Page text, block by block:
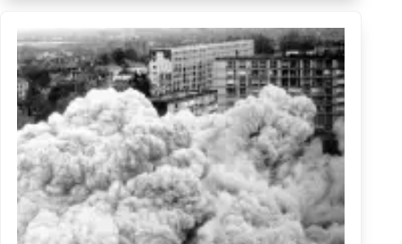
Lamartine
–
Languedoc
»
de
Mons-
en-
Barœul,
59370